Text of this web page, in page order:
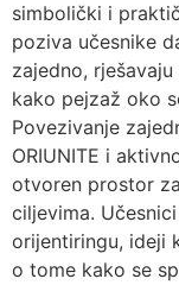
simbolički i
poziva učesnike
zajedno,
kako pejzaž oko
Povezivanje
ORIUNITE i
otvoren prostor
ciljevima.
orijentiringu, ideji
o tome kako se